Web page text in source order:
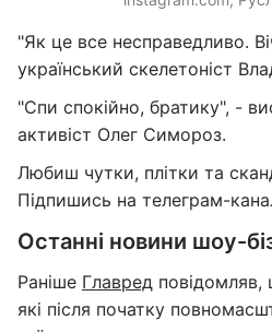
"Як це все несправедливо.
український скелетоніст
"Спи спокійно, братику", -
активіст Олег Симороз.
Любиш чутки, плітки та
Підпишись на телеграм-
Останні новини шоу-
Раніше Главред повідомляв,
які після початку